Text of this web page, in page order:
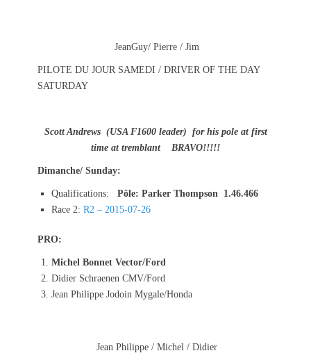
JeanGuy/ Pierre / Jim
PILOTE DU JOUR SAMEDI / DRIVER OF THE DAY
SATURDAY
Scott Andrews (USA F1600 leader) for his pole at first
time at tremblant BRAVO!!!!!
Dimanche/ Sunday:
Qualifications: Pôle: Parker Thompson 1.46.466
Race 2: R2 – 2015-07-26
PRO:
Michel Bonnet Vector/Ford
Didier Schraenen CMV/Ford
Jean Philippe Jodoin Mygale/Honda
Jean Philippe / Michel / Didier